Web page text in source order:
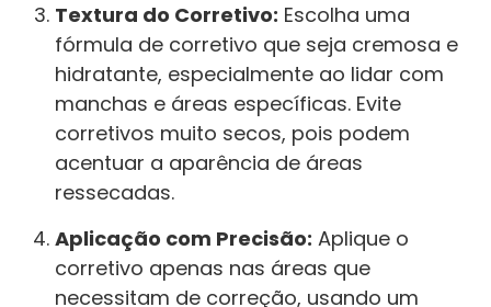
Textura do Corretivo: Escolha uma
fórmula de corretivo que seja cremosa e
hidratante, especialmente ao lidar com
manchas e áreas específicas. Evite
corretivos muito secos, pois podem
acentuar a aparência de áreas
ressecadas.
Aplicação com Precisão: Aplique o
corretivo apenas nas áreas que
necessitam de correção, usando um